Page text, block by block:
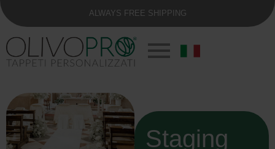
ALWAYS FREE SHIPPING
Staging